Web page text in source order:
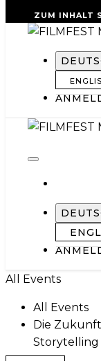
ZUM INHALT
All Events
All Events
Die
Storytelling